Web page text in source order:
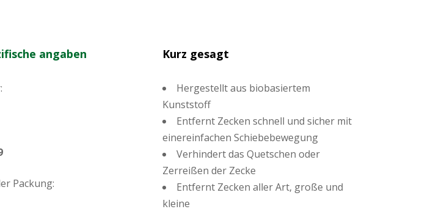
angaben
Packung:
Kurz gesagt
Hergestellt aus biobasiertem
Kunststoff
Entfernt Zecken schnell und sicher mit
einereinfachen Schiebebewegung
Verhindert das Quetschen oder
Zerreißen der Zecke
Entfernt Zecken aller Art, große und
kleine